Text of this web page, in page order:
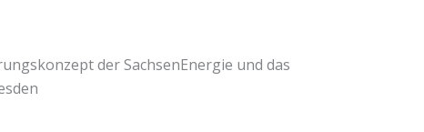
der SachsenEnergie und das